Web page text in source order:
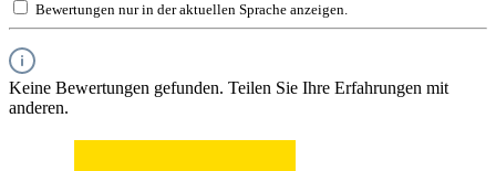
Bewertungen nur in der aktuellen Sprache anzeigen.
Keine Bewertungen gefunden. Teilen Sie Ihre Erfahrungen mit
anderen.